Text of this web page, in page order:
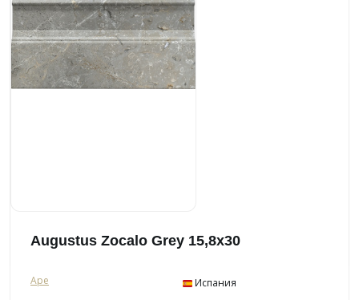
Augustus Zocalo Grey 15,8x30
Ape Испания